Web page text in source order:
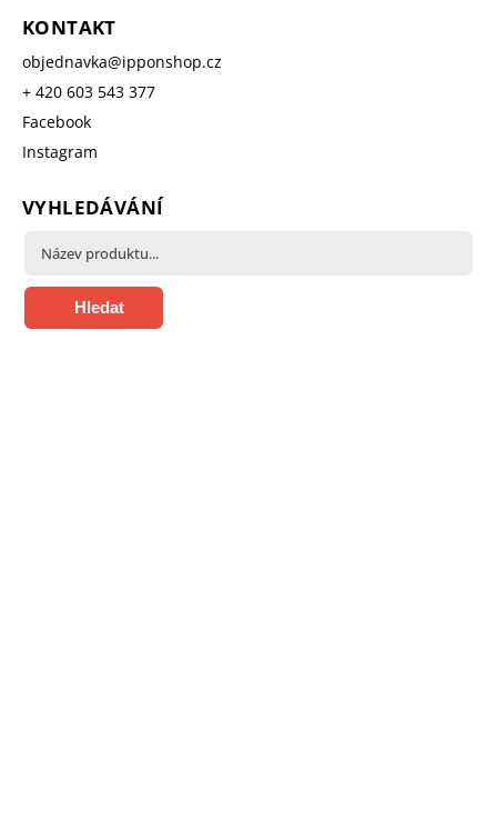
KONTAKT
objednavka@ipponshop.cz
+ 420 603 543 377
Facebook
Instagram
VYHLEDÁVÁNÍ
Hledat